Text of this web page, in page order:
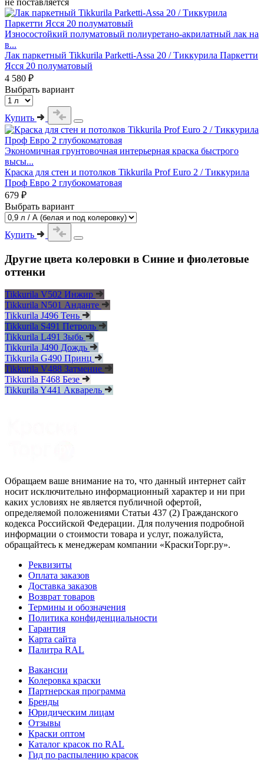
не поставляется
Износостойкий полуматовый полиуретано-акрилатный лак на
в...
Лак паркетный Tikkurila Parketti-Assa 20 / Тиккурила Паркетти
Ясся 20 полуматовый
4 580 ₽
Выбрать вариант
Купить
Экономичная грунтовочная интерьерная краска быстрого
высы...
Краска для стен и потолков Tikkurila Prof Euro 2 / Тиккурила
Проф Евро 2 глубокоматовая
679 ₽
Выбрать вариант
Купить
Другие цвета колеровки в Синие и фиолетовые
оттенки
Tikkurila V502 Инжир
Tikkurila N501 Анданте
Tikkurila J496 Тень
Tikkurila S491 Петроль
Tikkurila L491 Зыбь
Tikkurila J490 Дождь
Tikkurila G490 Принц
Tikkurila V488 Затмение
Tikkurila F468 Безе
Tikkurila Y441 Акварель
Обращаем ваше внимание на то, что данный интернет сайт
носит исключительно информационный характер и ни при
каких условиях не является публичной офертой,
определяемой положениями Статьи 437 (2) Гражданского
кодекса Российской Федерации. Для получения подробной
информации о стоимости товара и услуг, пожалуйста,
обращайтесь к менеджерам компании «КраскиТорг.ру».
Реквизиты
Оплата заказов
Доставка заказов
Возврат товаров
Термины и обозначения
Политика конфиденциальности
Гарантия
Карта сайта
Палитра RAL
Вакансии
Колеровка краски
Партнерская программа
Бренды
Юридическим лицам
Отзывы
Краски оптом
Каталог красок по RAL
Гид по распылению красок